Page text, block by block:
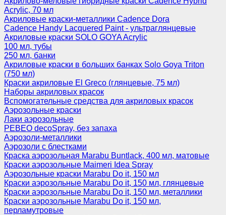
Acrylic, 70 мл
Акриловые краски-металлики Cadence Dora
Cadence Handy Lacquered Paint - ультраглянцевые
Акриловые краски SOLO GOYA Acrylic
100 мл, тубы
250 мл, банки
Акриловые краски в больших банках Solo Goya Triton
(750 мл)
Краски акриловые El Greco (глянцевые, 75 мл)
Наборы акриловых красок
Вспомогательные средства для акриловых красок
Аэрозольные краски
Лаки аэрозольные
PEBEO decoSpray, без запаха
Аэрозоли-металлики
Аэрозоли с блестками
Краска аэрозольная Marabu Buntlack, 400 мл, матовые
Краски аэрозольные Maimeri Idea Spray
Аэрозольные краски Marabu Do it, 150 мл
Краски аэрозольные Marabu Do it, 150 мл, глянцевые
Краски аэрозольные Marabu Do it, 150 мл, металлики
Краски аэрозольные Marabu Do it, 150 мл,
перламутровые